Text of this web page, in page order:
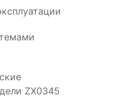
ZX0345